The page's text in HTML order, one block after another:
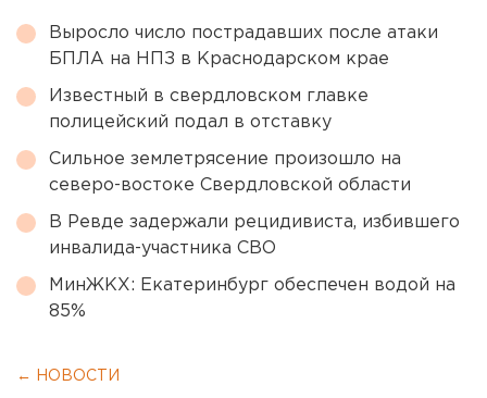
Выросло число пострадавших после атаки
БПЛА на НПЗ в Краснодарском крае
Известный в свердловском главке
полицейский подал в отставку
Сильное землетрясение произошло на
северо-востоке Свердловской области
В Ревде задержали рецидивиста, избившего
инвалида-участника СВО
МинЖКХ: Екатеринбург обеспечен водой на
85%
← НОВОСТИ